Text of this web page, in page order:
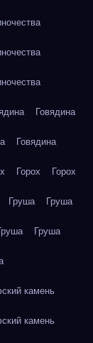
Говядина
Говядина
Горох Горох
Груша Груша
Груша
камень
камень